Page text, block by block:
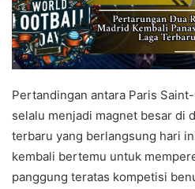
Pertandingan antara Paris
selalu menjadi magnet besar di
terbaru yang berlangsung hari
kembali bertemu untuk
panggung teratas kompetisi